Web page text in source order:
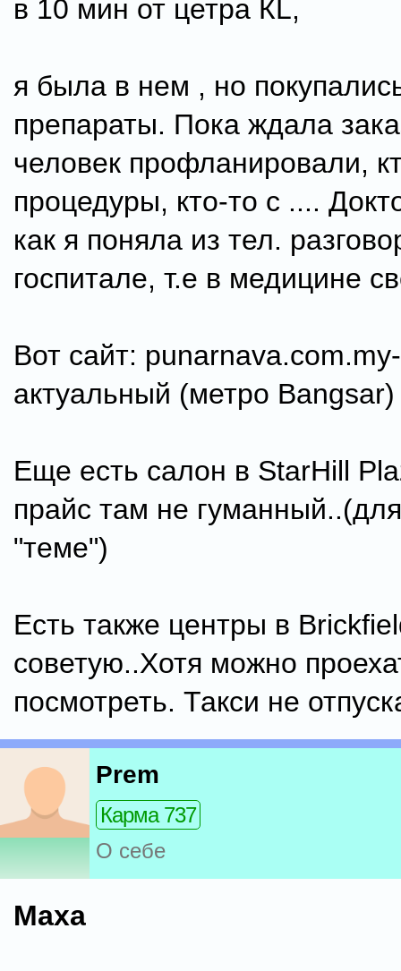
в 10 мин от цетра КL,
я была в нем , но
препараты. Пока ждала
человек профланировали,
процедуры, кто-то с ....
как я поняла из тел.
госпитале, т.е в медицине
Вот сайт:
актуальный (метро Bangsar)
Еще есть салон в StarHill
прайс там не
"теме")
Есть также центры в
советую..Хотя можно
посмотреть. Такси не
Prem
Карма 737
О себе
Maxa